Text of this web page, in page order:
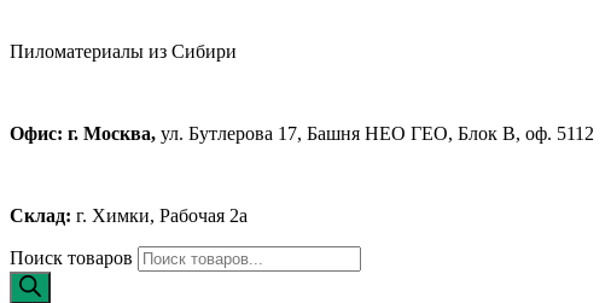
Пиломатериалы из Сибири
Офис: г. Москва, ул. Бутлерова 17, Башня НЕО ГЕО, Блок В, оф. 5112
Склад: г. Химки, Рабочая 2а
Поиск товаров